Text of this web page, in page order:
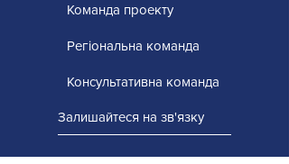
Команда проекту
Регіональна команда
Консультативна команда
Залишайтеся на зв'язку